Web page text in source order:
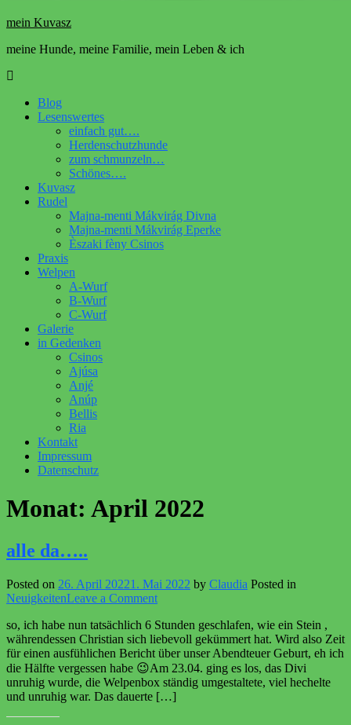
mein Kuvasz
meine Hunde, meine Familie, mein Leben & ich
Blog
Lesenswertes
einfach gut….
Herdenschutzhunde
zum schmunzeln…
Schönes….
Kuvasz
Rudel
Majna-menti Mákvirág Divna
Majna-menti Mákvirág Eperke
Èszaki fèny Csinos
Praxis
Welpen
A-Wurf
B-Wurf
C-Wurf
Galerie
in Gedenken
Csinos
Ajúsa
Anjé
Anúp
Bellis
Ria
Kontakt
Impressum
Datenschutz
Monat: April 2022
alle da…..
Posted on 26. April 20221. Mai 2022 by Claudia Posted in
NeuigkeitenLeave a Commenton
da…..
so, ich habe nun tatsächlich 6 Stunden geschlafen, wie ein Stein ,
währendessen Christian sich liebevoll gekümmert hat. Wird also Zeit
für einen ausfühlichen Bericht über unser Abendteuer Geburt, eh ich
die Hälfte vergessen habe 😉Am 23.04. ging es los, das Divi
unruhig wurde, die Welpenbox ständig umgestaltete, viel hechelte
und unruhig war. Das dauerte […]